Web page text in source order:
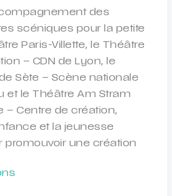
des
scéniques pour la petite
Paris-Villette, le Théâtre
– CDN de Lyon, le
Sète – Scène nationale
et le Théâtre Am Stram
– Centre de création,
et la jeunesse
promouvoir une création